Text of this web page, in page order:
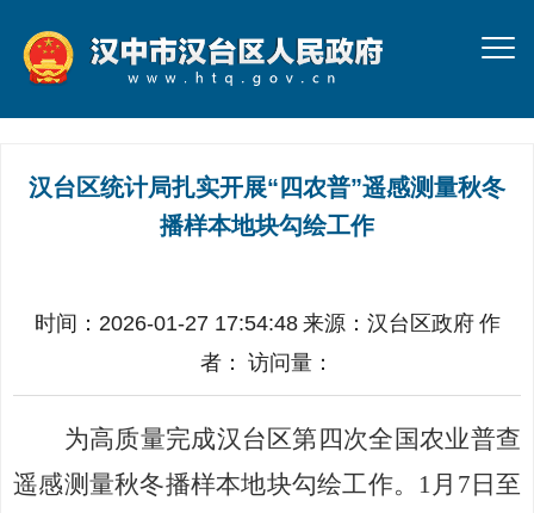
汉台区统计局扎实开展“四农普”遥感测量秋冬
播样本地块勾绘工作
时间：2026-01-27 17:54:48 来源： 汉台区政府 作
者： 访问量：
为高质量完成汉台区第四次全国农业普查
遥感测量秋冬播样本地块勾绘工作。 1月7日至